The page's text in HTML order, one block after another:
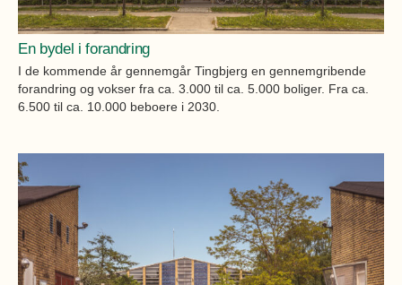
En bydel i forandring
I de kommende år gennemgår Tingbjerg en gennemgribende
forandring og vokser fra ca. 3.000 til ca. 5.000 boliger. Fra ca.
6.500 til ca. 10.000 beboere i 2030.